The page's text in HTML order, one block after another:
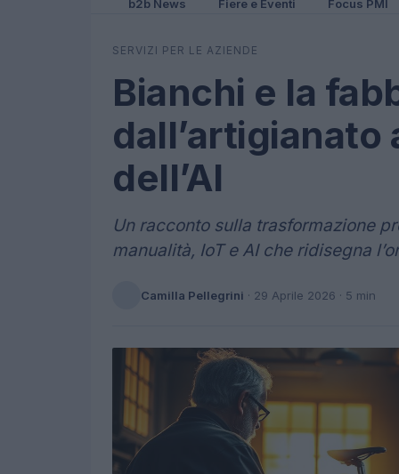
b2b News Fiere e Eventi Focus PMI
SERVIZI PER LE AZIENDE
Bianchi e la
dall’artigianato
dell’AI
Un racconto sulla trasformazione
manualità, IoT e AI che ridisegna
Camilla Pellegrini · 29 Aprile 2026 · 5 min